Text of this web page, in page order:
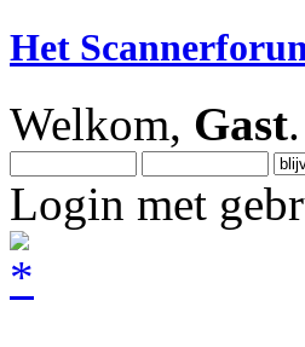
Het
Welkom, Gast
Login met